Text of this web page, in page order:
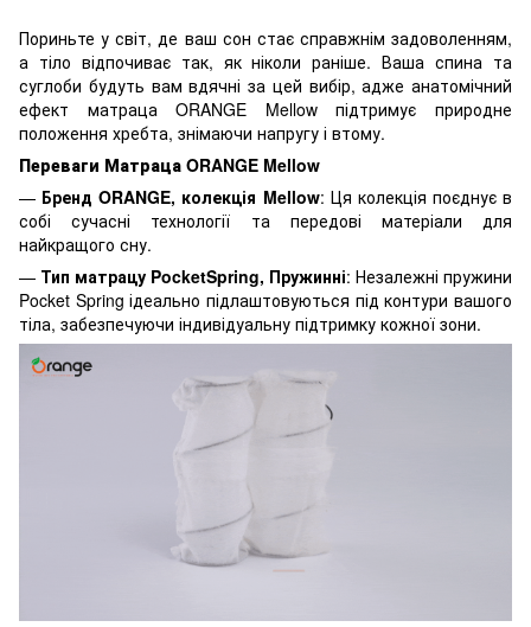
Пориньте у світ, де ваш сон стає справжнім задоволенням,
а тіло відпочиває так, як ніколи раніше. Ваша спина та
суглоби будуть вам вдячні за цей вибір, адже анатомічний
ефект матраца ORANGE Mellow підтримує природне
положення хребта, знімаючи напругу і втому.
Переваги Матраца ORANGE Mellow
— Бренд ORANGE, колекція Mellow: Ця колекція поєднує в
собі сучасні технології та передові матеріали для
найкращого сну.
— Тип матрацу PocketSpring, Пружинні: Незалежні пружини
Pocket Spring ідеально підлаштовуються під контури вашого
тіла, забезпечуючи індивідуальну підтримку кожної зони.